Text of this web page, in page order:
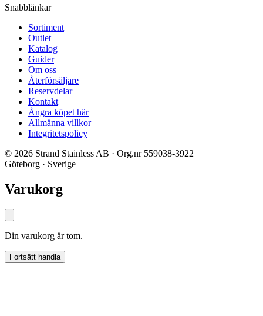
Snabblänkar
Sortiment
Outlet
Katalog
Guider
Om oss
Återförsäljare
Reservdelar
Kontakt
Ångra köpet här
Allmänna villkor
Integritetspolicy
© 2026 Strand Stainless AB · Org.nr 559038-3922
Göteborg · Sverige
Varukorg
Din varukorg är tom.
Fortsätt handla